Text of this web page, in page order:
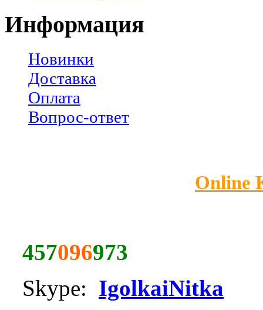
Информация
Новинки
Доставка
Оплата
Вопрос-ответ
Online
457096973
Skype: IgolkaiNitka